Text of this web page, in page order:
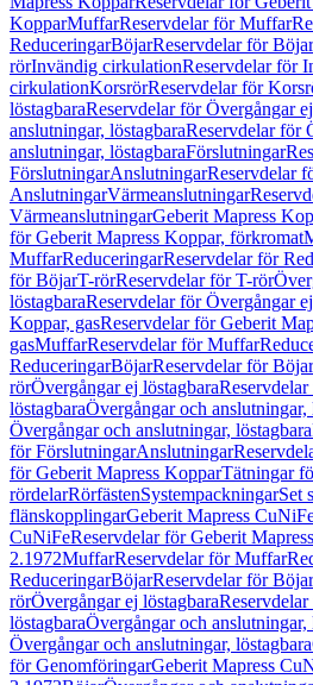
KopparMuffarReservdelar för Muffar
ReduceringarBöjarReservdelar för Böjar
rörInvändig cirkulationReservdelar för
cirkulationKorsrörReservdelar för
löstagbaraReservdelar för Övergångar
anslutningar, löstagbaraReservdelar för
anslutningar, löstagbaraFörslutningar
FörslutningarAnslutningarReservdelar
AnslutningarVärmeanslutningar
VärmeanslutningarGeberit Mapress
för Geberit Mapress Koppar, förkromat
MuffarReduceringarReservdelar för
för BöjarT-rörReservdelar för T-rör
löstagbaraReservdelar för Övergångar
Koppar, gasReservdelar för Geberit
gasMuffarReservdelar för Muffar
ReduceringarBöjarReservdelar för Böjar
rörÖvergångar ej löstagbara
löstagbaraÖvergångar och anslutningar,
Övergångar och anslutningar, löstagbara
för FörslutningarAnslutningar
för Geberit Mapress KopparTätningar
rördelarRörfästenSystempackningarSet
flänskopplingarGeberit Mapress
CuNiFeReservdelar för Geberit
2.1972MuffarReservdelar för Muffar
ReduceringarBöjarReservdelar för Böjar
rörÖvergångar ej löstagbara
löstagbaraÖvergångar och anslutningar,
Övergångar och anslutningar, löstagbara
för GenomföringarGeberit Mapress